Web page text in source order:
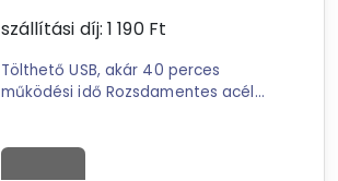
szállítási díj: 1 190Ft
Tölthető USB, akár 40 perces
működési idő Rozsdamentes acél